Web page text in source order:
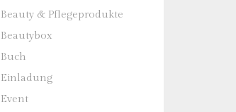
Beauty & Pflegeprodukte
Beautybox
Buch
Einladung
Event